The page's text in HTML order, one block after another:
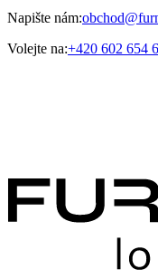
Napište nám:
Volejte na:+420 602 654